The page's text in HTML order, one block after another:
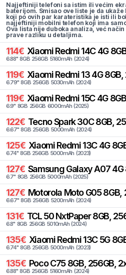
Najjeftiniji telefoni sa istim ili većim
baterijom. Smisao ove liste je da
koji po ovih par karateristika je isti ili
najjeftiniji mobilni telefon koji ima
Ova lista nije duboka analiza, već
prave razliku u detaljima.
114€ Xiaomi Redmi 14C 4G
6.88" 8GB 256GB 5160mAh (2024)
119€ Xiaomi Redmi 13 4G
6.79" 8GB 256GB 5030mAh (2024)
119€ Xiaomi Redmi 15C 4G
6.9" 8GB 256GB 6000mAh (2025)
122€ TecnoSpark 30C 8GB,
6.67" 8GB 256GB 5000mAh (2024)
125€ Xiaomi Redmi 13C 4G
6.74" 8GB 256GB 5000mAh (2023)
127€ Samsung Galaxy A07 4G
6.7" 8GB 256GB 5000mAh (2025)
127€ Motorola Moto G05 8GB,
6.67" 8GB 256GB 5200mAh (2024)
131€ TCL 50 NxtPaper 8GB,
6.8" 8GB 256GB 5010mAh (2024)
135€ Xiaomi Redmi 13C 5G
6.74" 8GB 256GB 5000mAh (2023)
135€ Poco C75 8GB, 256GB,
6.88" 8GB 256GB 5160mAh (2024)